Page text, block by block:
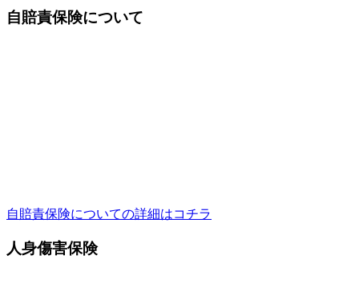
自賠責保険について
自賠責保険についての詳細はコチラ
人身傷害保険